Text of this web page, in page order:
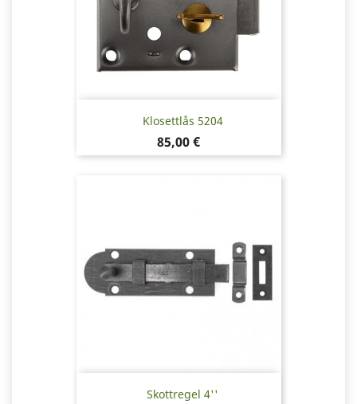
Klosettlås 5204
Pris
85,00 €
Skottregel 4''